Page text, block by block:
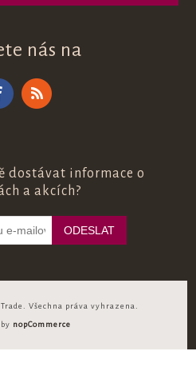
nás na
dostávat informace o
a akcích?
Všechna práva vyhrazena.
nopCommerce